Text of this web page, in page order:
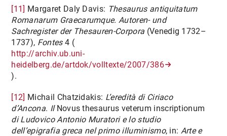
[11] Margaret Daly Davis: Thesaurus antiquitatum
Romanarum Graecarumque. Autoren- und
Sachregister der Thesauren-Corpora (Venedig 1732–
1737), Fontes4 (
http://archiv.ub.uni-
heidelberg.de/artdok/volltexte/2007/386
).
[12] Michail Chatzidakis: L’eredità di Ciriaco
d’Ancona. Il Novus thesaurus veterum inscriptionum
di Ludovico Antonio Muratori e lo studio
dell’epigrafia greca nel primo illuminismo, in: Arte e